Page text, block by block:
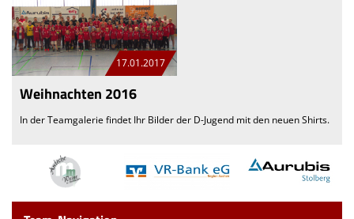
17.01.2017
Weihnachten 2016
In der Teamgalerie findet Ihr Bilder der D-Jugend mit den neuen Shirts.